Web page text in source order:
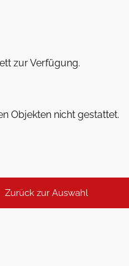
zur Verfügung.
Objekten nicht gestattet.
Zurück zur Auswahl